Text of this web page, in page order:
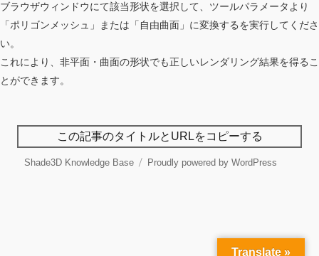
ブラウザウィンドウにて該当形状を選択して、ツールパラメータより
「ポリゴンメッシュ」または「自由曲面」に変換するを実行してくださ
い。
これにより、非平面・曲面の形状でも正しいレンダリング結果を得るこ
とができます。
この記事のタイトルとURLをコピーする
Shade3D Knowledge Base Proudly powered by WordPress
Translate »